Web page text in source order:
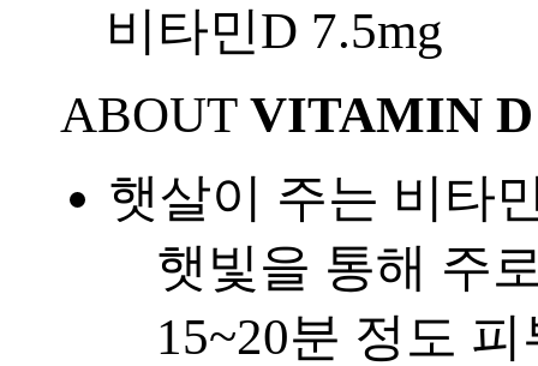
비타민D 7.5mg
ABOUT VITAMIN D
햇살이 주는 비타
햇빛을 통해 주
15~20분 정도